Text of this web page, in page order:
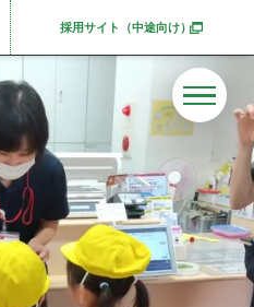
採用サイト（中途向け）別ウィンドウで開きま